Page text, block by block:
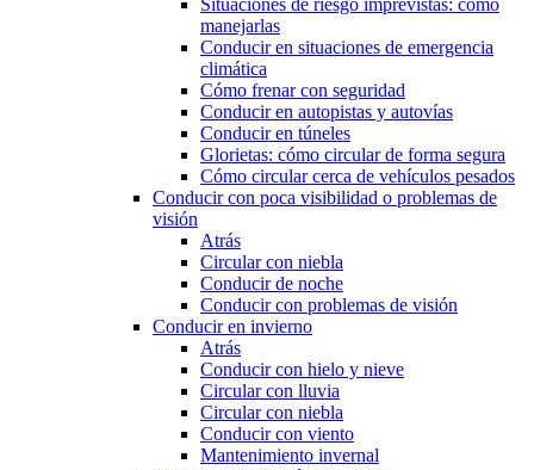
Situaciones de riesgo imprevistas: cómo
manejarlas
Conducir en situaciones de emergencia
climática
Cómo frenar con seguridad
Conducir en autopistas y autovías
Conducir en túneles
Glorietas: cómo circular de forma segura
Cómo circular cerca de vehículos pesados
Conducir con poca visibilidad o problemas de
visión
Atrás
Circular con niebla
Conducir de noche
Conducir con problemas de visión
Conducir en invierno
Atrás
Conducir con hielo y nieve
Circular con lluvia
Circular con niebla
Conducir con viento
Mantenimiento invernal